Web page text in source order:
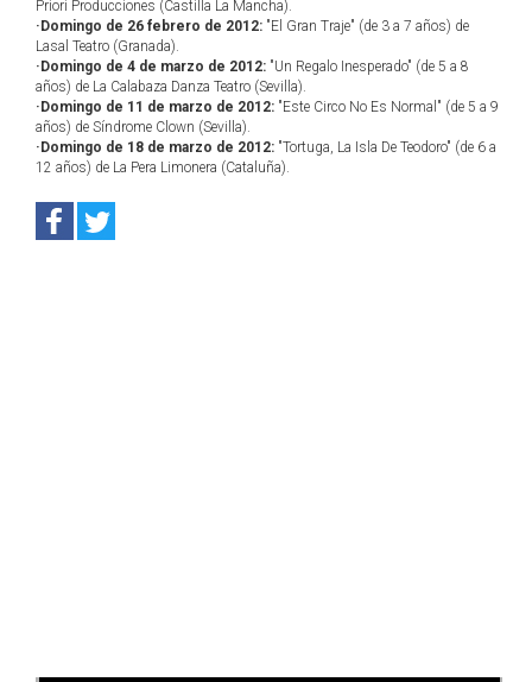
Priori Producciones (Castilla La Mancha).
·Domingo de 26 febrero de 2012: "El Gran Traje" (de 3 a 7 años) de
Lasal Teatro (Granada).
·Domingo de 4 de marzo de 2012: "Un Regalo Inesperado" (de 5 a 8
años) de La Calabaza Danza Teatro (Sevilla).
·Domingo de 11 de marzo de 2012: "Este Circo No Es Normal" (de 5 a 9
años) de Síndrome Clown (Sevilla).
·Domingo de 18 de marzo de 2012: "Tortuga, La Isla De Teodoro" (de 6 a
12 años) de La Pera Limonera (Cataluña).